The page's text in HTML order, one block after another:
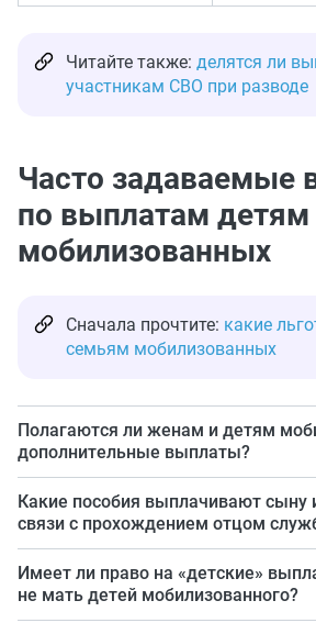
Читайте также: делятся ли
участникам СВО при разводе
Часто задаваемые
по выплатам
мобилизованных
Сначала прочтите: какие
семьям мобилизованных
Полагаются ли женам и детям
дополнительные выплаты?
Да, полагаются.
Какие пособия выплачивают сыну
связи с прохождением отцом
На федеральном уровне полагается
пособие с рождения до трех лет,
Другие выплаты, регулярные или
Имеет ли право на «детские»
не мать детей мобилизованного?